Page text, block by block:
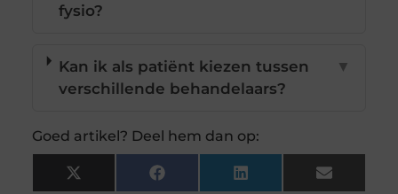
fysio?
Kan ik als patiënt kiezen tussen
verschillende behandelaars?
▼
Goed artikel? Deel hem dan op:
X
Facebook LinkedIn Email